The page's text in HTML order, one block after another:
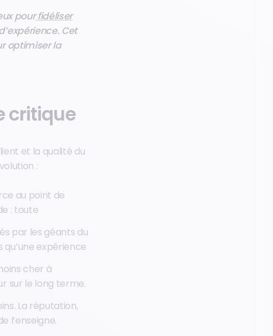
pour fidéliser
Cet
optimiser la
critique
et la qualité du
:
au point de
: toute
par les géants du
expérience
cher à
sur le long terme.
La réputation,
l’enseigne.